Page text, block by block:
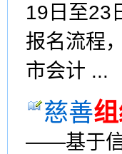
19日至23
报名流程
市会计 ...
慈善
——基于信